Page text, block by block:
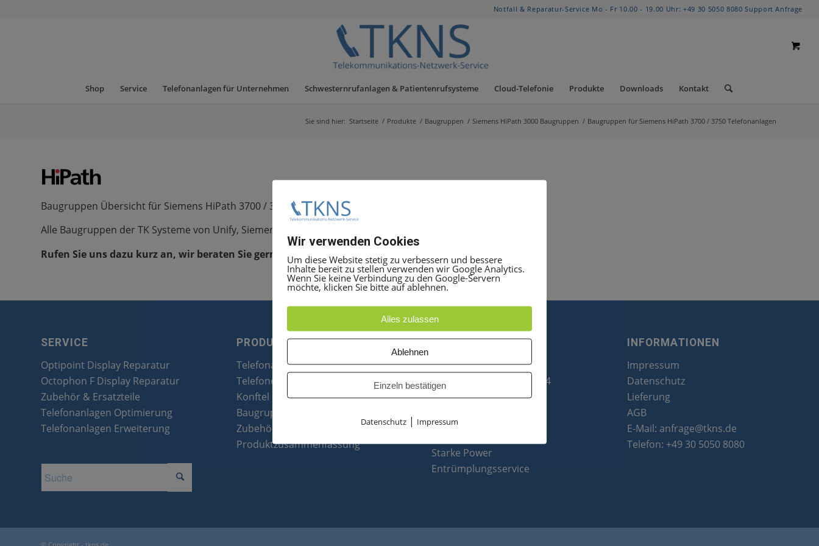
Notfall & Reparatur-Service Mo - Fr 10.00 - 19.00 Uhr: +49 30 5050 8080 Support Anfrage
Shop Service Telefonanlagen für Unternehmen Schwesternrufanlagen & Patientenrufsysteme Cloud-Telefonie Produkte Downloads Kontakt
Sie sind hier: Startseite / Produkte / Baugruppen / Siemens HiPath 3000 Baugruppen / Baugruppen für Siemens HiPath 3700 / 3750 Telefonanlagen
Baugruppen Übersicht für Siemens HiPath 3700 / 3750 Telefonanlagen
Alle Baugruppen der TK Systeme von Unify, Siemens, Telekom und andere haben wir ständig am Lager!
Rufen Sie uns dazu kurz an, wir beraten Sie gern. Tägl. Mo-So 10-22 Uhr Tel.: +49.30.5050 8080
SERVICE
Optipoint Display Reparatur
Octophon F Display Reparatur
Zubehör & Ersatzteile
Telefonanlagen Optimierung
Telefonanlagen Erweiterung
PRODUKTE
Telefonanlagen
Telefone
Konftel Konferenztelefone
Baugruppen
Zubehör & Ersatzteile
Produktzusammenfassung
PARTNER
optiPoint 500
Telefonanlagen Service 24
Octopus FX
Octopus E
Starke Power
Entrümplungsservice
INFORMATIONEN
Impressum
Datenschutz
Lieferung
AGB
E-Mail: anfrage@tkns.de
Telefon: +49 30 5050 8080
Wir verwenden Cookies
Um diese Website stetig zu verbessern und bessere
Inhalte bereit zu stellen verwenden wir Google Analytics.
Wenn Sie keine Verbindung zu den Google-Servern
möchte, klicken Sie bitte auf ablehnen.
Alles zulassen
Ablehnen
Einzeln bestätigen
Datenschutz | Impressum